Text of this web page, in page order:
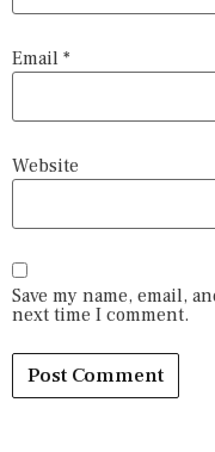
Email *
Website
Save my name, email,
next time I comment.